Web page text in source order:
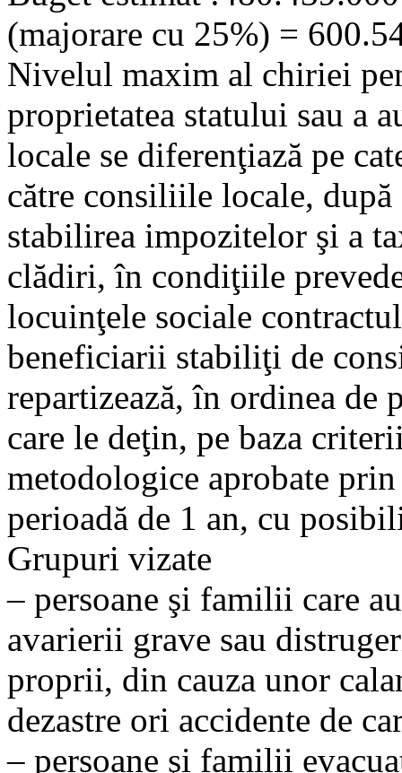
(majorare cu 25%) =
Nivelul maxim al chiriei
proprietatea statului sau a
locale se diferenţiază pe
către consiliile locale,
stabilirea impozitelor şi a
clădiri, în condiţiile
locuinţele sociale
beneficiarii stabiliţi de
repartizează, în ordinea
care le deţin, pe baza
metodologice aprobate
perioadă de 1 an, cu
Grupuri vizate
– persoane şi familii care
avarierii grave sau
proprii, din cauza unor
dezastre ori accidente de
– persoane şi familii